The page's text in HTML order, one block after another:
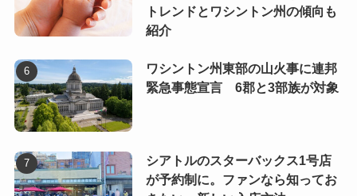
トレンドとワシントン州の傾向も
紹介
ワシントン州東部の山火事に連邦
緊急事態宣言 6郡と3部族が対象
シアトルのスターバックス1号店
が予約制に。ファンなら知ってお